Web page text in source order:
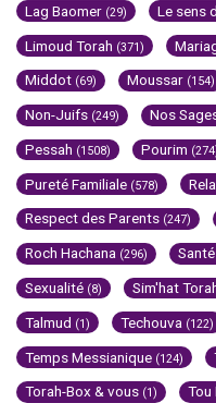
Lag Baomer (29) Le sens
Limoud Torah (371)
Middot (69) Moussar (154)
Non-Juifs (249) Nos
Pessah (1508) Pourim
Pureté Familiale (578)
Respect des Parents (247)
Roch Hachana (296) Santé
Sexualité (8) Sim'hat
Talmud (1) Techouva (122)
Temps Messianique (124)
Torah-Box & vous (1) Tou